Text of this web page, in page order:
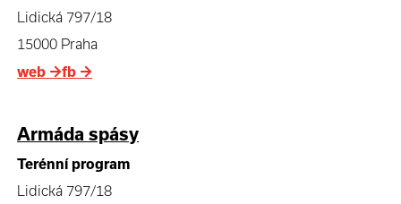
Lidická 797/18
15000 Praha
web →fb →
Armáda spásy
Terénní program
Lidická 797/18